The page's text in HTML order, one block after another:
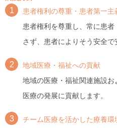
1
患者権利の尊重・患者第一主
患者権利を尊重し、常に患
さず、患者によりそう安全で
2
地域医療・福祉への貢献
地域の医療・福祉関連施設
医療の発展に貢献します。
3
チーム医療を活かした療養環